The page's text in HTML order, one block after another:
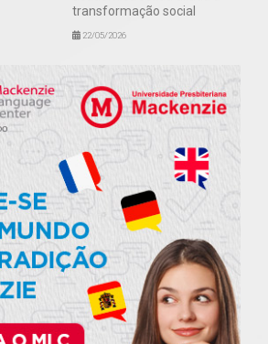
transformação social
22/05/2026